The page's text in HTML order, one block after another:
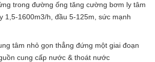
trong đường ống tăng cường bơm ly tâm
1,5-1600m3/h, đầu 5-125m, sức mạnh
tâm nhỏ gọn thẳng đứng một giai đoạn
cung cấp nước & thoát nước